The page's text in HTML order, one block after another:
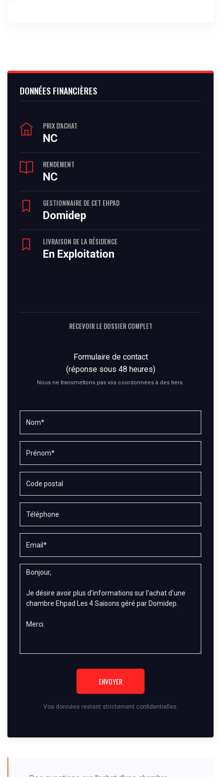
DONNÉES FINANCIÈRES
PRIX D'ACHAT
NC
RENDEMENT
NC
GESTIONNAIRE DE CET EHPAD
Domidep
LIVRAISON DE LA RÉSIDENCE
En Exploitation
RECEVOIR LE DOSSIER COMPLET
Formulaire de contact
(réponse sous 48 heures)
Nous ne transmettons pas vos coordonnées à des tiers.
ENVOYER
Vos données restent strictement confidentielles.